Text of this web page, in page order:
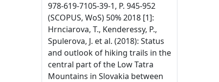
978-619-7105-39-1, P. 945-952
(SCOPUS, WoS) 50% 2018 [1]:
Hrnciarova, T., Kenderessy, P.,
Spulerova, J. et al. (2018): Status
and outlook of hiking trails in the
central part of the Low Tatra
Mountains in Slovakia between